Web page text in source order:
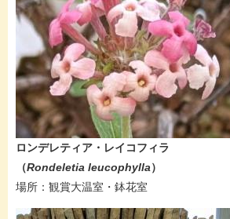
ロンデレティア・レイコフィラ
（Rondeletia leucophylla）
​場所：観賞大温室・鉢花室